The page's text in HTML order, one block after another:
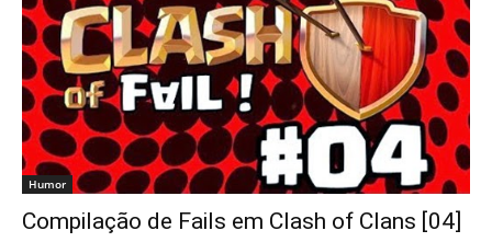
Humor
Compilação de Fails em Clash of Clans [04]